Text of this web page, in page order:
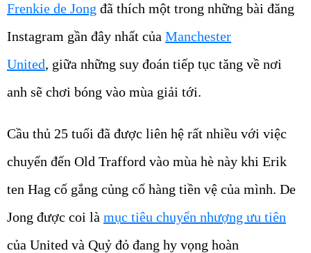
Frenkie de Jong đã thích một trong những bài đăng
Instagram gần đây nhất của Manchester
United, giữa những suy đoán tiếp tục tăng về nơi
anh sẽ chơi bóng vào mùa giải tới.
Cầu thủ 25 tuổi đã được liên hệ rất nhiều với việc
chuyển đến Old Trafford vào mùa hè này khi Erik
ten Hag cố gắng củng cố hàng tiền vệ của mình. De
Jong được coi là mục tiêu chuyển nhượng ưu tiên
của United và Quỷ đỏ đang hy vọng hoàn